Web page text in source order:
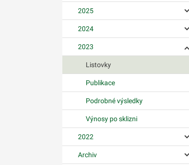
2025
2024
2023
Listovky
Publikace
Podrobné výsledky
Výnosy po sklizni
2022
Archiv